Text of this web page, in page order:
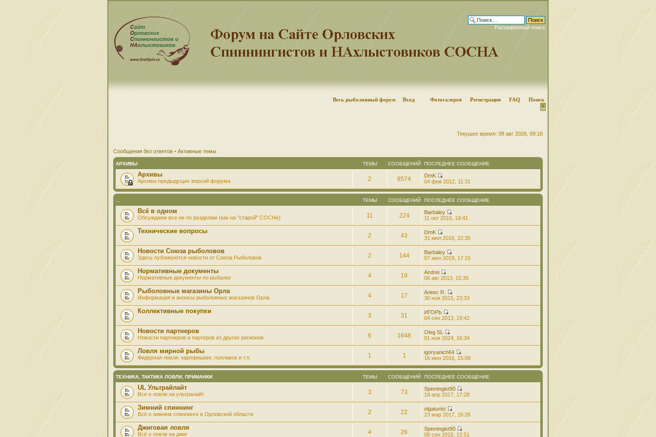
Расширенный поиск
Весь рыболовный форум Вход Фотогалерея Регистрация FAQ Поиск
Текущее время: 08 авг 2026, 09:18
Сообщения без ответов • Активные темы
АРХИВЫ ТЕМЫ СООБЩЕНИЙ ПОСЛЕДНЕЕ СООБЩЕНИЕ
Архивы
Архивы предыдущих версий форума 2 8574
DmK
04 фев 2012, 11:31
ТЕМЫ СООБЩЕНИЙ ПОСЛЕДНЕЕ СООБЩЕНИЕ
Всё в одном
Обсуждаем все не по разделам (как на "старой" СОСНе) 11 224
Barbaley
11 окт 2016, 19:41
Технические вопросы
2 43
DmK
31 июл 2016, 22:35
Новости Союза рыболовов
Здесь публикуются новости от Союза Рыболовов 2 144
Barbaley
07 июл 2019, 17:15
Нормативные документы
Нормативные документы по рыбалке 4 19
Andrei
06 авг 2013, 15:35
Рыболовные магазины Орла
Информация и анонсы рыболовных магазинов Орла. 4 17
Алекс R.
30 ноя 2015, 23:33
Коллективные покупки
3 31
ИГОРЬ
04 сен 2013, 19:42
Новости партнеров
Новости партнеров и партеров из других регионов 6 1648
Oleg SL
01 ноя 2024, 16:34
Ловля мирной рыбы
Фидерная ловля, карпфишинг, поплавок и т.п. 1 1
igoryanich64
16 июн 2016, 15:09
ТЕХНИКА, ТАКТИКА ЛОВЛИ, ПРИМАНКИ ТЕМЫ СООБЩЕНИЙ ПОСЛЕДНЕЕ СООБЩЕНИЕ
UL Ультрайлайт
Все о ловле на ультралайт 3 73
Spinningist90
19 апр 2017, 17:28
Зимний спиннинг
Всё о зимнем спиннинге в Орловской области 2 22
olgaturist
23 мар 2017, 16:26
Джиговая ловля
Всё о ловле на джиг 4 26
Spinningist90
08 сен 2015, 12:51